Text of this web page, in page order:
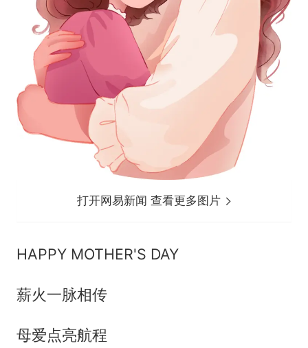
打开网易新闻 查看更多图片
HAPPY MOTHER'S DAY
薪火一脉相传
母爱点亮航程